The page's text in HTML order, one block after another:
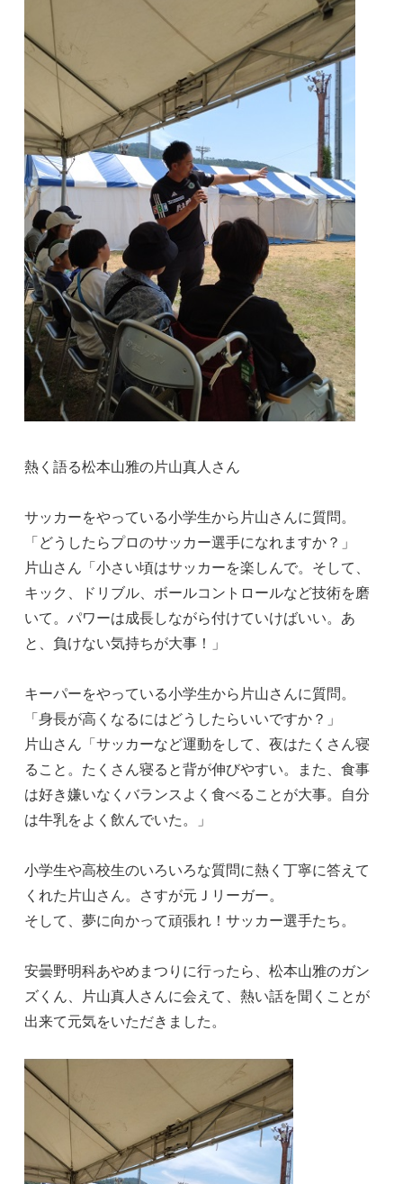
熱く語る松本山雅の片山真人さん
サッカーをやっている小学生から片山さんに質問。
「どうしたらプロのサッカー選手になれますか？」
片山さん「小さい頃はサッカーを楽しんで。そして、
キック、ドリブル、ボールコントロールなど技術を磨
いて。パワーは成長しながら付けていけばいい。あ
と、負けない気持ちが大事！」
キーパーをやっている小学生から片山さんに質問。
「身長が高くなるにはどうしたらいいですか？」
片山さん「サッカーなど運動をして、夜はたくさん寝
ること。たくさん寝ると背が伸びやすい。また、食事
は好き嫌いなくバランスよく食べることが大事。自分
は牛乳をよく飲んでいた。」
小学生や高校生のいろいろな質問に熱く丁寧に答えて
くれた片山さん。さすが元Ｊリーガー。
そして、夢に向かって頑張れ！サッカー選手たち。
安曇野明科あやめまつりに行ったら、松本山雅のガン
ズくん、片山真人さんに会えて、熱い話を聞くことが
出来て元気をいただきました。